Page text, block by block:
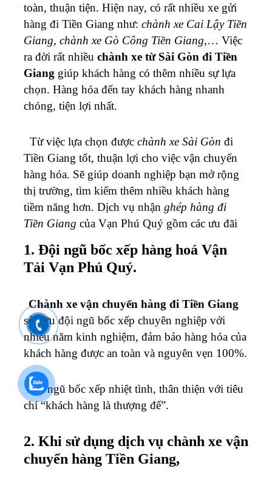
toàn, thuận tiện. Hiện nay, có rất nhiều xe gửi
hàng đi Tiền Giang như: chành xe Cai Lậy Tiền
Giang, chành xe Gò Công Tiền Giang,… Việc
ra đời rất nhiều chành xe từ Sài Gòn đi Tiền
Giang giúp khách hàng có thêm nhiều sự lựa
chọn. Hàng hóa đến tay khách hàng nhanh
chóng, tiện lợi nhất.
Từ việc lựa chọn được chành xe Sài Gòn đi
Tiền Giang tốt, thuận lợi cho việc vận chuyển
hàng hóa. Sẽ giúp doanh nghiệp bạn mở rộng
thị trường, tìm kiếm thêm nhiều khách hàng
tiềm năng hơn. Dịch vụ nhận ghép hàng đi
Tiền Giang của Vạn Phú Quý gồm các ưu đãi
1. Đội ngũ bốc xếp hàng hoá Vận
Tải Vạn Phú Quý.
Chành xe vận chuyển hàng đi Tiền Giang
sở hữu đội ngũ bốc xếp chuyên nghiệp với
nhiều năm kinh nghiệm, đảm bảo hàng hóa của
khách hàng được an toàn và nguyên vẹn 100%.
Đội ngũ bốc xếp nhiệt tình, thân thiện với tiêu
chí “khách hàng là thượng đế”.
2. Khi sử dụng dịch vụ chành xe vận
chuyển hàng Tiền Giang,